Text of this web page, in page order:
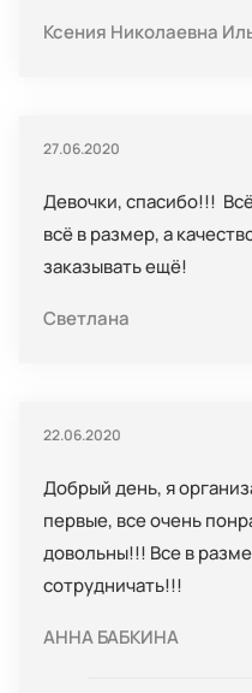
Ксения Николаевна
27.06.2020
Девочки, спасибо!!!
всё в размер, а
заказывать ещё!
Светлана
22.06.2020
Добрый день, я
первые, все очень
довольны!!! Все в
сотрудничать!!!
АННА БАБКИНА